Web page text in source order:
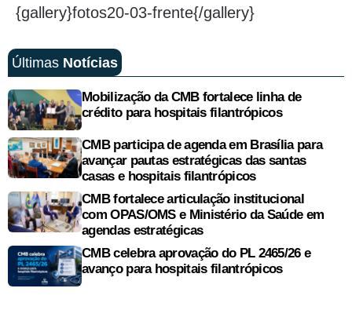
{gallery}fotos20-03-frente{/gallery}
Últimas Notícias
Mobilização da CMB fortalece linha de
crédito para hospitais filantrópicos
CMB participa de agenda em Brasília para
avançar pautas estratégicas das santas
casas e hospitais filantrópicos
CMB fortalece articulação institucional
com OPAS/OMS e Ministério da Saúde em
agendas estratégicas
CMB celebra aprovação do PL 2465/26 e
avanço para hospitais filantrópicos